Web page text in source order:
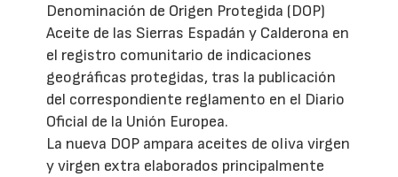
Denominación de Origen Protegida (DOP)
Aceite de las Sierras Espadán y Calderona en
el registro comunitario de indicaciones
geográficas protegidas, tras la publicación
del correspondiente reglamento en el Diario
Oficial de la Unión Europea.
La nueva DOP ampara aceites de oliva virgen
y virgen extra elaborados principalmente